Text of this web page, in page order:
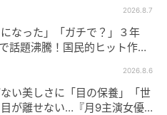
2026.8.7
になった」「ガチで？」３年
話題沸騰！国民的ヒット作
2026.8.6
い美しさに「目の保養」「世
が離せない…『月9主演女優